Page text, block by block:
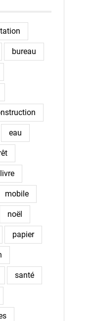
bureau
eau
livre
mobile
noël
papier
santé